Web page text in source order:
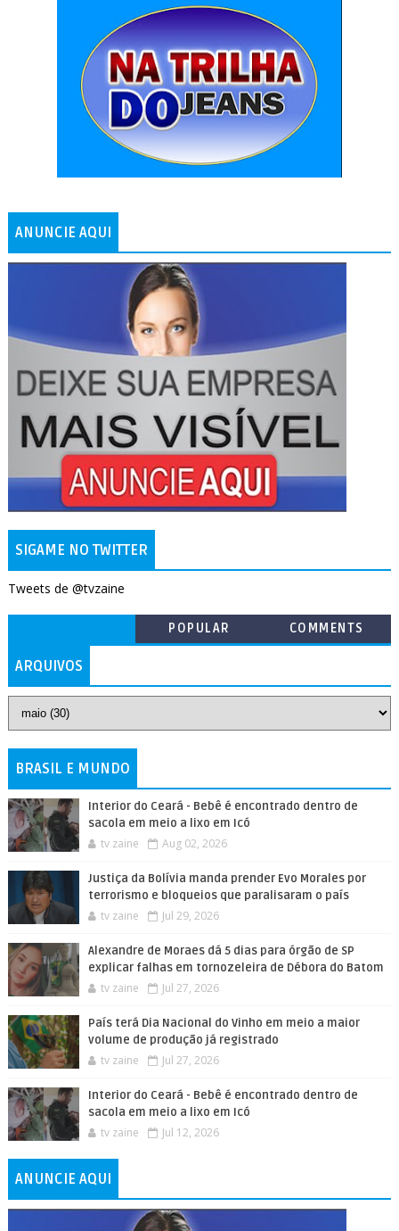
ANUNCIE AQUI
SIGAME NO TWITTER
Tweets de @tvzaine
POPULAR COMMENTS
ARQUIVOS
BRASIL E MUNDO
Interior do Ceará - Bebê é encontrado dentro de
sacola em meio a lixo em Icó
tv zaine Aug 02, 2026
Justiça da Bolívia manda prender Evo Morales por
terrorismo e bloqueios que paralisaram o país
tv zaine Jul 29, 2026
Alexandre de Moraes dá 5 dias para órgão de SP
explicar falhas em tornozeleira de Débora do Batom
tv zaine Jul 27, 2026
País terá Dia Nacional do Vinho em meio a maior
volume de produção já registrado
tv zaine Jul 27, 2026
Interior do Ceará - Bebê é encontrado dentro de
sacola em meio a lixo em Icó
tv zaine Jul 12, 2026
ANUNCIE AQUI